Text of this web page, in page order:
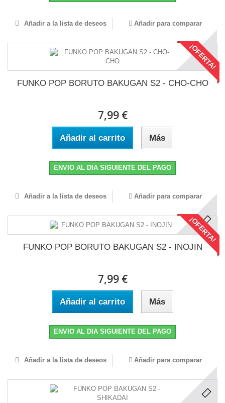
Añadir a la lista de deseos Añadir para comparar
¡OFERTA!
FUNKO POP BORUTO BAKUGAN S2 - CHO-CHO
7,99 €
Añadir al carrito Más
ENVIO AL DIA SIGUIENTE DEL PAGO
Añadir a la lista de deseos Añadir para comparar
¡OFERTA!
FUNKO POP BORUTO BAKUGAN S2 - INOJIN
7,99 €
Añadir al carrito Más
ENVIO AL DIA SIGUIENTE DEL PAGO
Añadir a la lista de deseos Añadir para comparar